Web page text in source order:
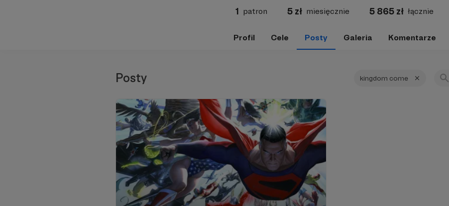
1 patron 5 zł miesięcznie 5 865 zł łącznie
Profil Cele Posty Galeria Komentarze
Posty kingdom come